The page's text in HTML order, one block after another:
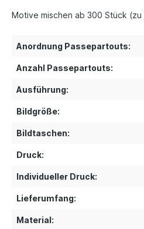
Motive mischen ab 300 Stück
Anordnung Passepartouts:
Anzahl Passepartouts:
Ausführung:
Bildgröße:
Bildtaschen:
Druck:
Individueller Druck:
Lieferumfang:
Material: